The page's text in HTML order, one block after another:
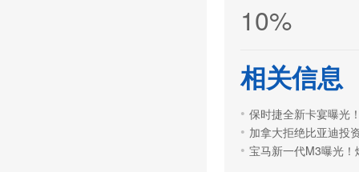
10%
相关信息
保时捷全新卡宴曝光
加拿大拒绝比亚迪投
宝马新一代M3曝光！